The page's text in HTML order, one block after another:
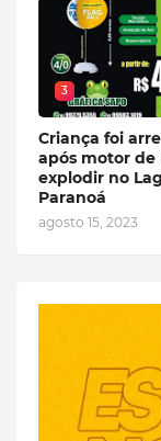
3
Criança foi
após motor de
explodir no
Paranoá
agosto 15, 2023